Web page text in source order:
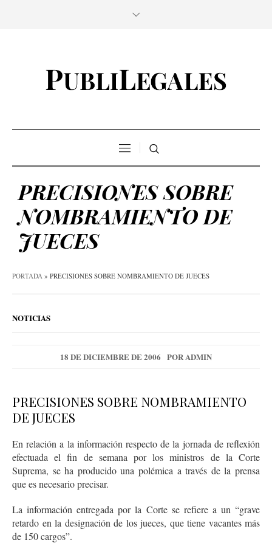
PRECISIONES SOBRE
NOMBRAMIENTO DE
JUECES
PORTADA » PRECISIONES SOBRE NOMBRAMIENTO DE JUECES
NOTICIAS
18 DE DICIEMBRE DE 2006 POR ADMIN
PRECISIONES SOBRE NOMBRAMIENTO
DE JUECES
En relación a la información respecto de la jornada de reflexión
efectuada el fin de semana por los ministros de la Corte
Suprema, se ha producido una polémica a través de la prensa
que es necesario precisar.
La información entregada por la Corte se refiere a un “grave
retardo en la designación de los jueces, que tiene vacantes más
de 150 cargos”.